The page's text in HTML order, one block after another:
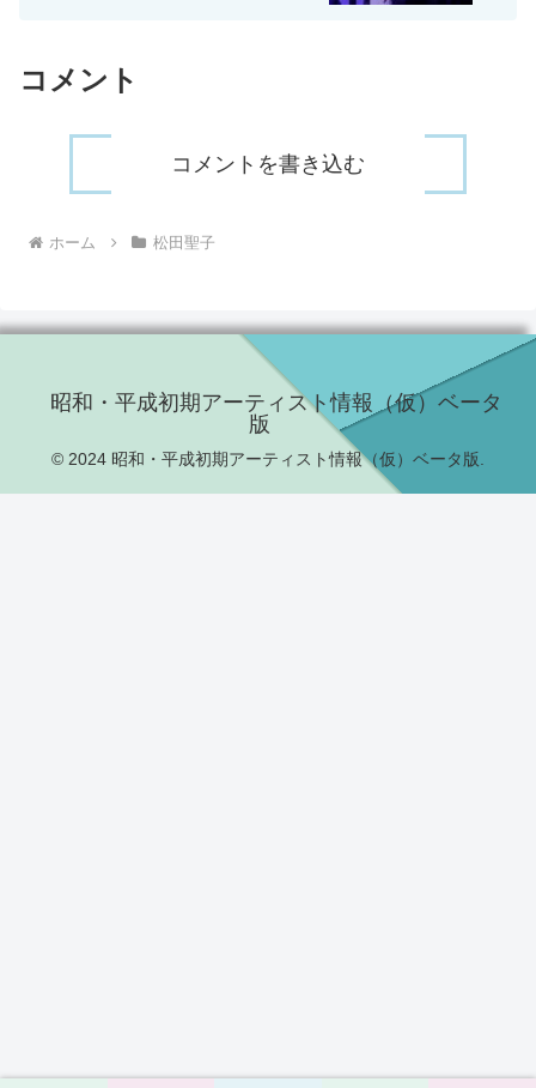
コメント
コメントを書き込む
ホーム 松田聖子
昭和・平成初期アーティスト情報（仮）ベータ
版
© 2024 昭和・平成初期アーティスト情報（仮）ベータ版.